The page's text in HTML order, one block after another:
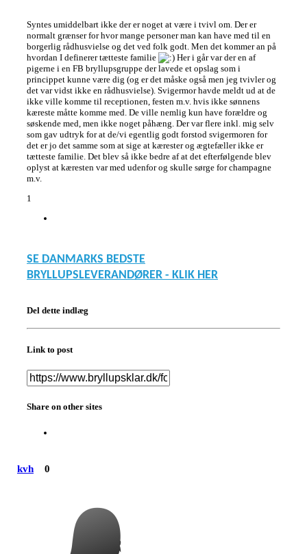
Syntes umiddelbart ikke der er noget at være i tvivl om. Der er
normalt grænser for hvor mange personer man kan have med til en
borgerlig rådhusvielse og det ved folk godt. Men det kommer an på
hvordan I definerer tætteste familie
Her i går var der en af
pigerne i en FB bryllupsgruppe der lavede et opslag som i
princippet kunne være dig (og er det måske også men jeg tvivler og
det var vidst ikke en rådhusvielse). Svigermor havde meldt ud at de
ikke ville komme til receptionen, festen m.v. hvis ikke sønnens
kæreste måtte komme med. De ville nemlig kun have forældre og
søskende med, men ikke noget påhæng. Der var flere inkl. mig selv
som gav udtryk for at de/vi egentlig godt forstod svigermoren for
det er jo det samme som at sige at kærester og ægtefæller ikke er
tætteste familie. Det blev så ikke bedre af at det efterfølgende blev
oplyst at kæresten var med udenfor og skulle sørge for champagne
m.v.
1
SE DANMARKS BEDSTE
BRYLLUPSLEVERANDØRER - KLIK HER
Del dette indlæg
Link to post
Share on other sites
kvh 0